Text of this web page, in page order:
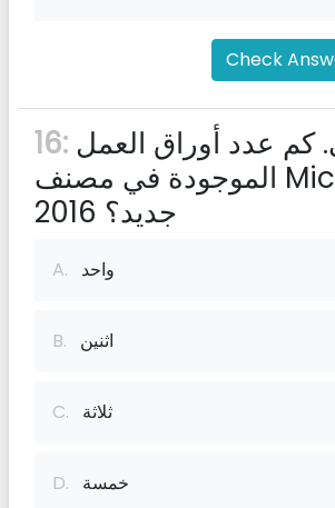
Check
16:
الموجودة في مصنف Microsoft Excel
2016 جديد؟
A. واحد
B. اثنين
C. ثلاثة
D. خمسة